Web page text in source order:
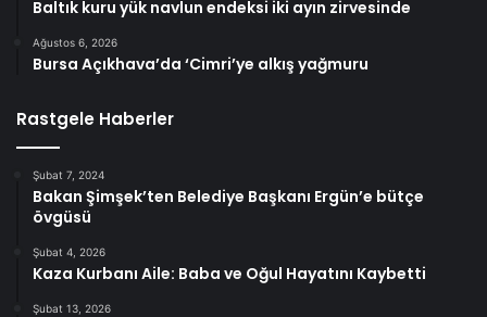
Baltık kuru yük navlun endeksi iki ayın zirvesinde
Ağustos 6, 2026
Bursa Açıkhava’da ‘Cimri’ye alkış yağmuru
Rastgele Haberler
Şubat 7, 2024
Bakan Şimşek’ten Belediye Başkanı Ergün’e bütçe
övgüsü
Şubat 4, 2026
Kaza Kurbanı Aile: Baba ve Oğul Hayatını Kaybetti
Şubat 13, 2026